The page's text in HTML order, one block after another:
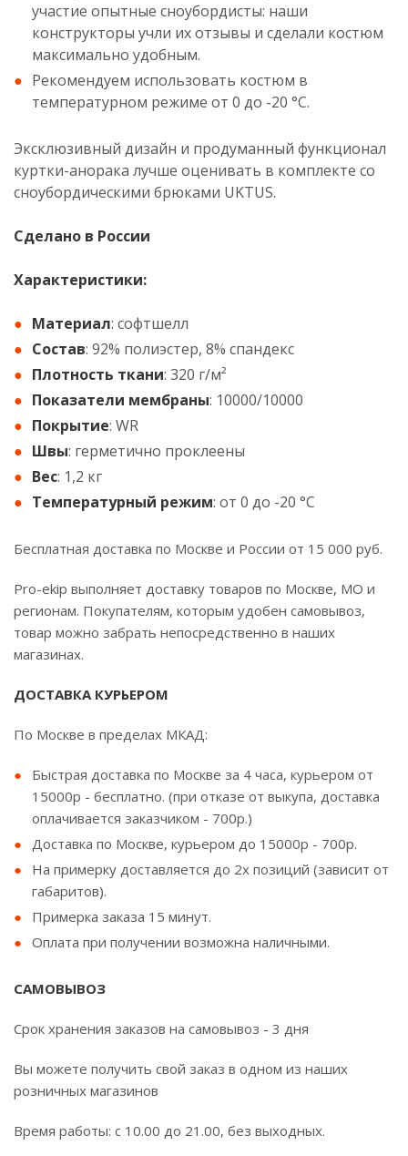
участие опытные сноубордисты: наши
конструкторы учли их отзывы и сделали костюм
максимально удобным.
Рекомендуем использовать костюм в
температурном режиме от 0 до -20 °С.
Эксклюзивный дизайн и продуманный функционал
куртки-анорака лучше оценивать в комплекте со
сноубордическими брюками UKTUS.
Сделано в России
Характеристики:
Материал: софтшелл
Состав: 92% полиэстер, 8% спандекс
Плотность ткани: 320 г/м²
Показатели мембраны: 10000/10000
Покрытие: WR
Швы: герметично проклеены
Вес: 1,2 кг
Температурный режим: от 0 до -20 °С
Бесплатная доставка по Москве и России от 15 000 руб.
Pro-ekip выполняет доставку товаров по Москве, МО и
регионам. Покупателям, которым удобен самовывоз,
товар можно забрать непосредственно в наших
магазинах.
ДОСТАВКА КУРЬЕРОМ
По Москве в пределах МКАД:
Быстрая доставка по Москве за 4 часа, курьером от
15000р - бесплатно. (при отказе от выкупа, доставка
оплачивается заказчиком - 700р.)
Доставка по Москве, курьером до 15000р - 700р.
На примерку доставляется до 2х позиций (зависит от
габаритов).
Примерка заказа 15 минут.
Оплата при получении возможна наличными.
САМОВЫВОЗ
Срок хранения заказов на самовывоз - 3 дня
Вы можете получить свой заказ в одном из наших
розничных магазинов
Время работы: с 10.00 до 21.00, без выходных.